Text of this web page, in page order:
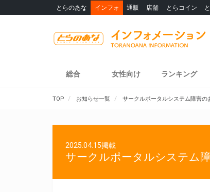
とらのあな インフォ 通販 店舗 とらコイン
総合 女性向け ランキング
TOP お知らせ一覧 サークルポータルシステム障害の
2025.04.15掲載
サークルポータルシステム